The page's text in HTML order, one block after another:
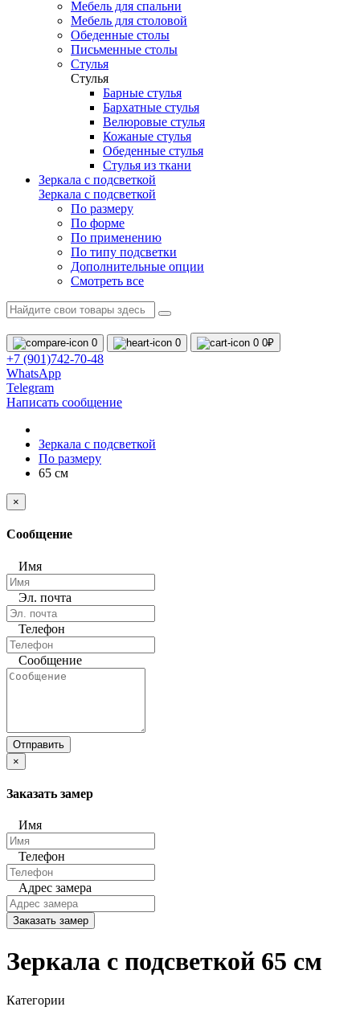
Мебель для спальни
Мебель для столовой
Обеденные столы
Письменные столы
Стулья
Стулья
Барные стулья
Бархатные стулья
Велюровые стулья
Кожаные стулья
Обеденные стулья
Стулья из ткани
Зеркала с подсветкой
Зеркала с подсветкой
По размеру
По форме
По применению
По типу подсветки
Дополнительные опции
Смотреть все
0 0 0 0₽
+7 (901)742-70-48
WhatsApp
Telegram
Написать сообщение
Зеркала с подсветкой
По размеру
65 см
×
Сообщение
Имя
Эл. почта
Телефон
Сообщение
Отправить
×
Заказать замер
Имя
Телефон
Адрес замера
Заказать замер
Зеркала с подсветкой 65 см
Категории